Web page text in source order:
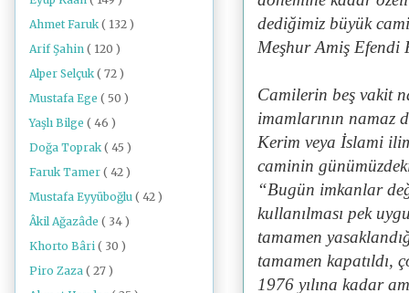
dediğimiz büyük
Meşhur Amiş Efendi
Camilerin beş vakit
imamlarının namaz
Kerim veya İslami
caminin
“Bugün imkanlar
kullanılması pek
tamamen
tamamen kapatıldı,
1976 yılına kadar
Ahmet Faruk ( 132 )
Arif Şahin ( 120 )
Alper Selçuk ( 72 )
Mustafa Ege ( 50 )
Yaşlı Bilge ( 46 )
Doğa Toprak ( 45 )
Faruk Tamer ( 42 )
Mustafa Eyyüboğlu ( 42 )
Âkil Ağazâde ( 34 )
Khorto Bâri ( 30 )
Piro Zaza ( 27 )